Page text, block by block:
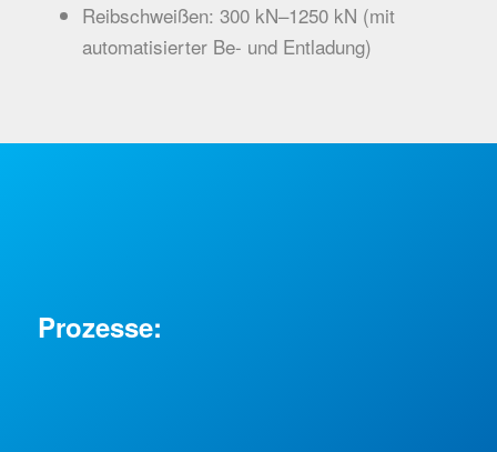
Reibschweißen: 300 kN–1250 kN (mit
automatisierter Be- und Entladung)
Prozesse: